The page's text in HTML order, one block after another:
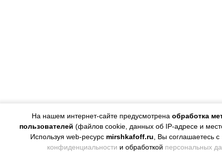
На нашем интернет-сайте предусмотрена обработка
пользователей (файлов cookie, данных об IP-адресе и
Используя web-ресурс mirshkafoff.ru , Вы соглашаетесь с
конфиденциальности и обработкой персональных